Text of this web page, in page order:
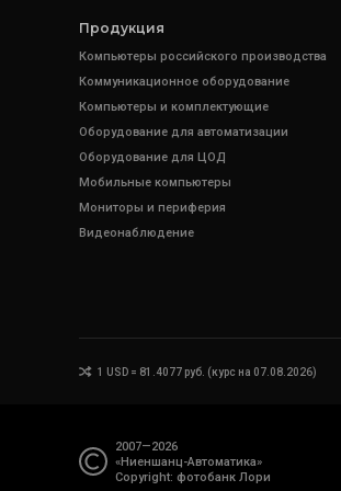
Продукция
Компьютеры российского производства
Коммуникационное оборудование
Компьютеры и комплектующие
Оборудование для автоматизации
Оборудование для ЦОД
Мобильные компьютеры
Мониторы и периферия
Видеонаблюдение
1 USD = 81.4077 руб. (курс на 07.08.2026)
2007—2026
«Ниеншанц-Автоматика»
Copyright: фотобанк Лори